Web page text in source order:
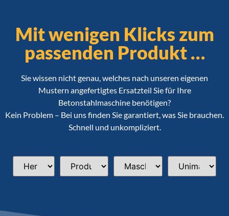
Mit wenigen Klicks zum
passenden Produkt …
Sie wissen nicht genau, welches nach unseren eigenen
Mustern angefertigtes Ersatzteil Sie für Ihre
Betonstahlmaschine benötigen?
Kein Problem – Bei uns finden Sie garantiert, was Sie brauchen.
Schnell und unkompliziert.